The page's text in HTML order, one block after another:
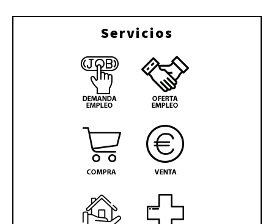
Servicios